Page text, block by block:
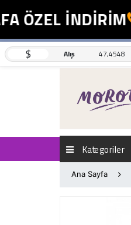
ÖZEL İNDİRİM
$ Alış 47,4548
Kategoriler
Ana Sayfa